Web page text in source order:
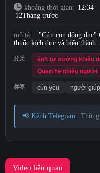
Tải lên
Đăng nhập
đăng ký
lần lượt là 3P để
khoảng thời gian: 12:34
12Tháng trước
mô tả:
"Cún con động dục"
thuốc kích dục và biến thành...
分类 ảnh tự sướng khiêu
Quan hệ nhiều người
标签 cún yêu người
📢 Kênh Telegram
Video liên quan